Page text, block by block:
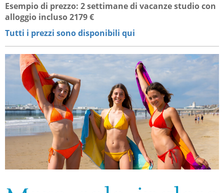
Esempio di prezzo: 2 settimane di vacanze studio con
alloggio incluso 2179 €
Tutti i prezzi sono disponibili qui